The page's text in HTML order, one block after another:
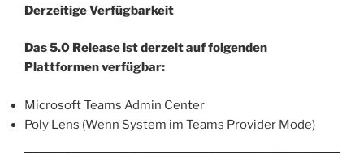
Derzeitige Verfügbarkeit
Das 5.0 Release ist derzeit auf folgenden
Plattformen verfügbar:
Microsoft Teams Admin Center
Poly Lens (Wenn System im Teams Provider Mode)